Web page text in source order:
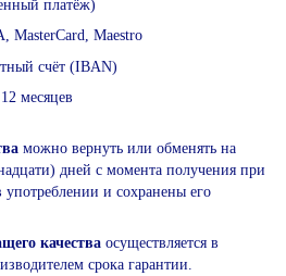
платёж)
MasterCard, Maestro
счёт (IBAN)
месяцев
можно вернуть или обменять на
дней с момента получения при
и сохранены его
качества осуществляется в
срока гарантии.